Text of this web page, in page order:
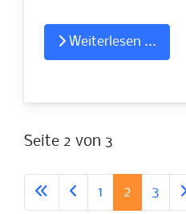
Weiterlesen ...
Seite 2 von 3
1 2 3